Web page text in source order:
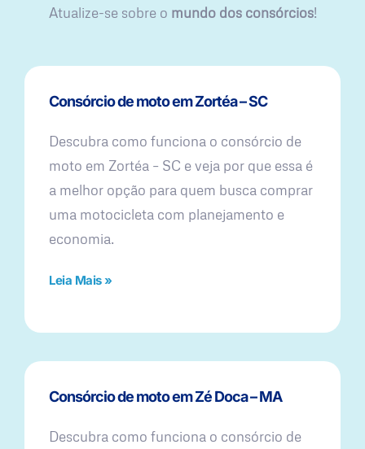
Atualize-se sobre o mundo dos consórcios!
Consórcio de moto em Zortéa – SC
Descubra como funciona o consórcio de
moto em Zortéa – SC e veja por que essa é
a melhor opção para quem busca comprar
uma motocicleta com planejamento e
economia.
Leia Mais »
Consórcio de moto em Zé Doca – MA
Descubra como funciona o consórcio de